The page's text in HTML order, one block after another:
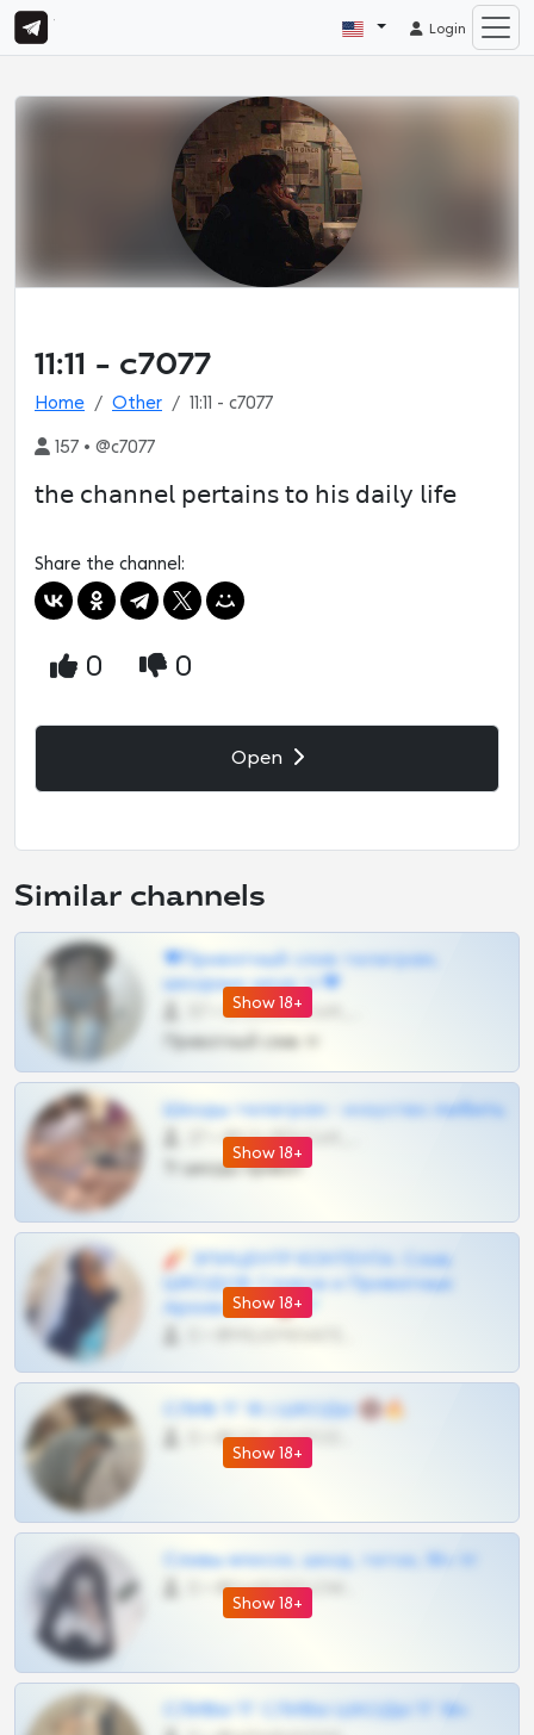
Login
11:11 - c7077
Home Other 11:11 - c7077
157 • @c7077
𝗍𝗁𝖾 𝖼𝗁𝖺𝗇𝗇𝖾𝗅 𝗉𝖾𝗋𝗍𝖺𝗂𝗇𝗌 𝗍𝗈 𝗁𝗂𝗌 𝖽𝖺𝗂𝗅𝗒 𝗅𝗂𝖿𝖾
Share the channel:
0 0
Open
Similar channels
Show 18+
❤Приватный слив телеграм,
шкодных шкур тг❤
57 •
Приватный слив тг
Show 18+
Шкоды телеграм - искуство любить
Тг шкоды приват
Show 18+
🧨 ЭПИЦЕНТР КОНТЕНТА: Слив
ШКОДОВ Сливов и Приватных
Архивов ТГ 🔞💎
Show 18+
СЛИВ ТГ 18 | ШКОДЫ 🔞🔥
Show 18+
Сливы вписок, шкод, теток, 18+ тг
СЛИВЫ ТГ СЛИВЫ ШКОДЫ ТГ 18+